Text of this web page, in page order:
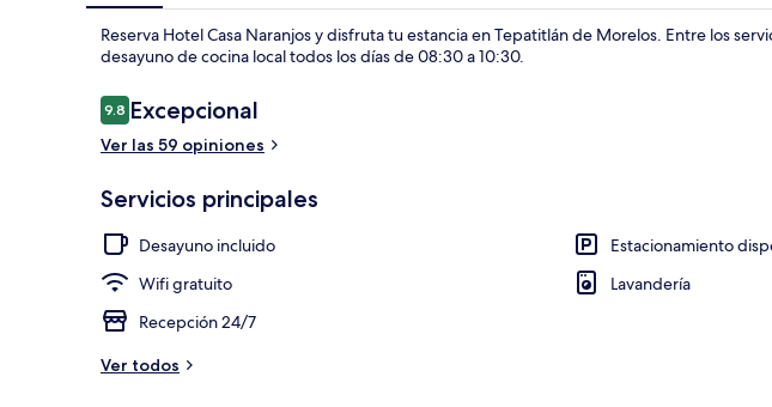
Reserva Hotel Casa Naranjos y disfruta tu estancia en Tepatitlán de Morelos. Entre los
desayuno de cocina local todos los días de 08:30 a 10:30.
Opiniones
9.89.8 de 10,
Excepcional
Ver las 59 opiniones
Servicios principales
Desayuno incluido
Estacionamiento
Wifi gratuito
Lavandería
Recepción 24/7
Ver todos